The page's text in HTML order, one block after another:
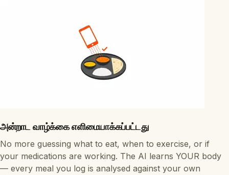
அன்றாட வாழ்க்கை எளிமையாக்கப்பட்டது
No more guessing what to eat, when to exercise, or if
your medications are working. The AI learns YOUR body
— every meal you log is analysed against your own